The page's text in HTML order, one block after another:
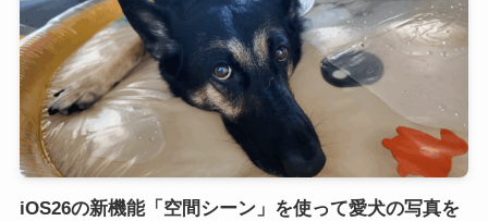
iOS26の新機能「空間シーン」を使って愛犬の写真を